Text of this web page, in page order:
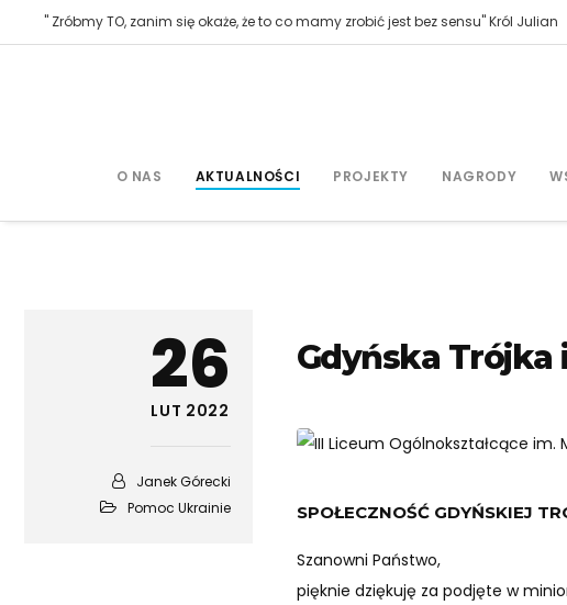
" Zróbmy TO, zanim się okaże, że to co mamy zrobić jest bez sensu" Król Julian
O NAS AKTUALNOŚCI PROJEKTY NAGRODY
26
LUT 2022
Janek Górecki
Pomoc Ukrainie
Gdyńska Trójka
SPOŁECZNOŚĆ GDYŃSKIEJ
Szanowni Państwo,
pięknie dziękuję za podjęte w